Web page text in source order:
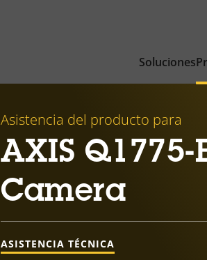
Soluciones
Asistencia del producto para
AXIS
Camera
ASISTENCIA TÉCNICA